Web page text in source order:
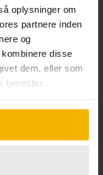
oplysninger om
partnere inden
og
disse
dem, eller som
tjenester.
Subaru
Tesla
Toyota